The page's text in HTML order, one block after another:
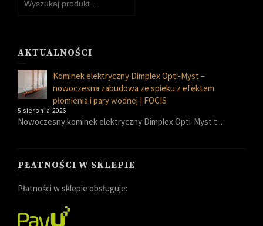
AKTUALNOŚCI
Kominek elektryczny Dimplex Opti-Myst –
nowoczesna zabudowa ze spieku z efektem
płomienia i pary wodnej | FOCIS
5 sierpnia 2026
Nowoczesny kominek elektryczny Dimplex Opti-Myst t...
PŁATNOŚCI W SKLEPIE
Płatności w sklepie obsługuje: